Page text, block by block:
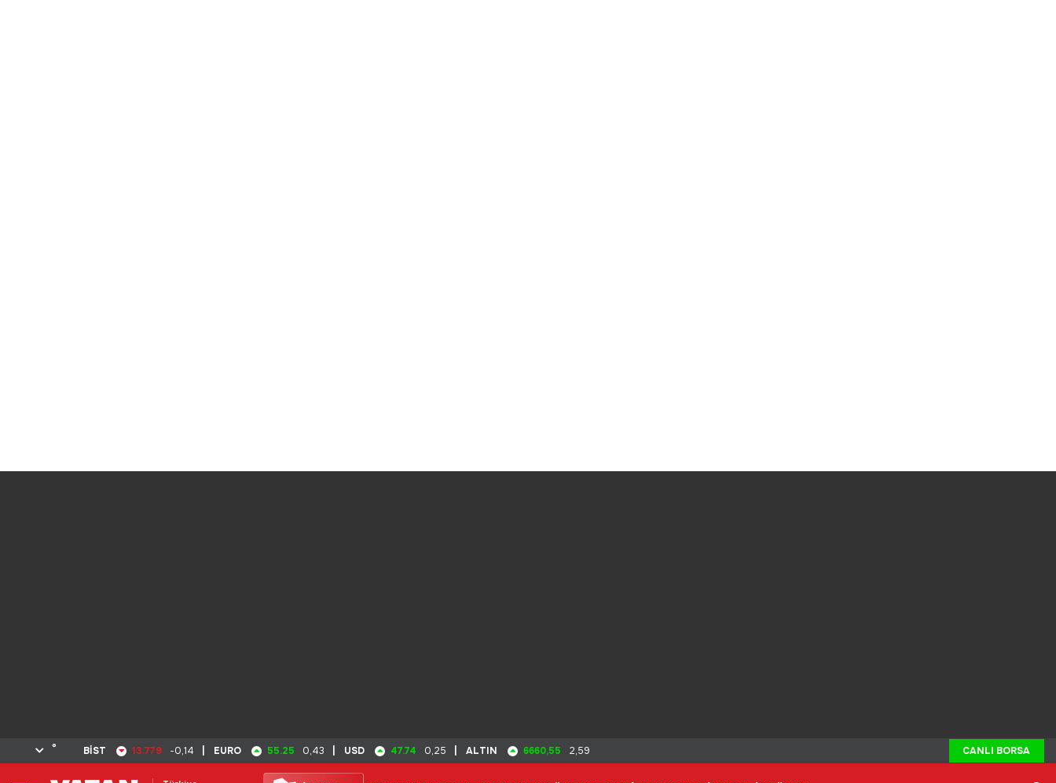
° BİST 13.779 -0,14 EURO 55.25 0,43 USD 47.74 0,25 ALTIN 6660,55 2,59 CANLI BORSA